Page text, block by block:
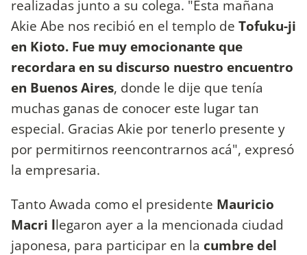
realizadas junto a su colega. "Esta mañana
Akie Abe nos recibió en el templo de Tofuku-ji
en Kioto. Fue muy emocionante que
recordara en su discurso nuestro encuentro
en Buenos Aires, donde le dije que tenía
muchas ganas de conocer este lugar tan
especial. Gracias Akie por tenerlo presente y
por permitirnos reencontrarnos acá", expresó
la empresaria.
Tanto Awada como el presidente Mauricio
Macri llegaron ayer a la mencionada ciudad
japonesa, para participar en la cumbre del